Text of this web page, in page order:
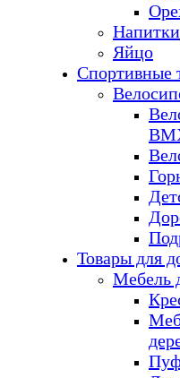
Напитки
Яйцо
Спортивные
Товары для
Мебель